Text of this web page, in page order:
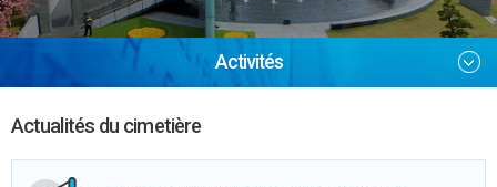
Activités
Actualités du cimetière